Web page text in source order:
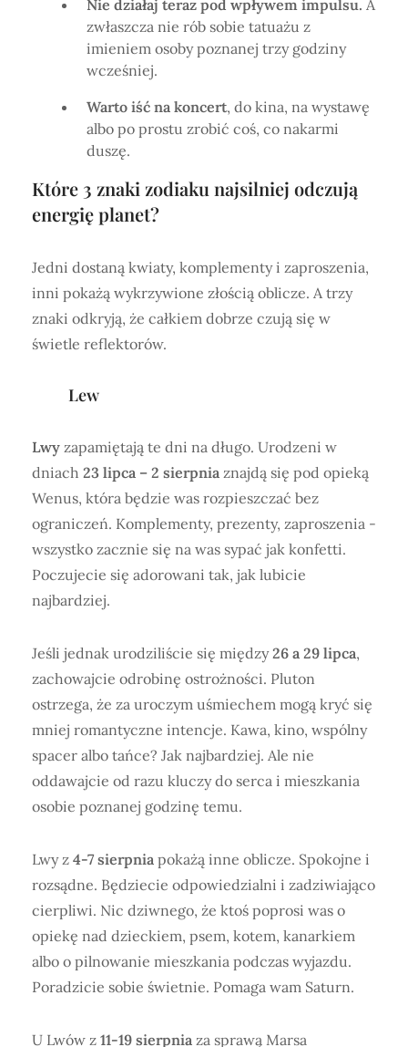
Nie działaj teraz pod wpływem impulsu. A
zwłaszcza nie rób sobie tatuażu z
imieniem osoby poznanej trzy godziny
wcześniej.
Warto iść na koncert, do kina, na wystawę
albo po prostu zrobić coś, co nakarmi
duszę.
Które 3 znaki zodiaku najsilniej odczują
energię planet?
Jedni dostaną kwiaty, komplementy i zaproszenia,
inni pokażą wykrzywione złością oblicze. A trzy
znaki odkryją, że całkiem dobrze czują się w
świetle reflektorów.
Lew
Lwy zapamiętają te dni na długo. Urodzeni w
dniach 23 lipca – 2 sierpnia znajdą się pod opieką
Wenus, która będzie was rozpieszczać bez
ograniczeń. Komplementy, prezenty, zaproszenia -
wszystko zacznie się na was sypać jak konfetti.
Poczujecie się adorowani tak, jak lubicie
najbardziej.
Jeśli jednak urodziliście się między26 a 29 lipca,
zachowajcie odrobinę ostrożności. Pluton
ostrzega, że za uroczym uśmiechem mogą kryć się
mniej romantyczne intencje. Kawa, kino, wspólny
spacer albo tańce? Jak najbardziej. Ale nie
oddawajcie od razu kluczy do serca i mieszkania
osobie poznanej godzinę temu.
Lwy z 4-7 sierpnia pokażą inne oblicze. Spokojne i
rozsądne. Będziecie odpowiedzialni i zadziwiająco
cierpliwi. Nic dziwnego, że ktoś poprosi was o
opiekę nad dzieckiem, psem, kotem, kanarkiem
albo o pilnowanie mieszkania podczas wyjazdu.
Poradzicie sobie świetnie. Pomaga wam Saturn.
U Lwów z 11-19 sierpnia za sprawą Marsa